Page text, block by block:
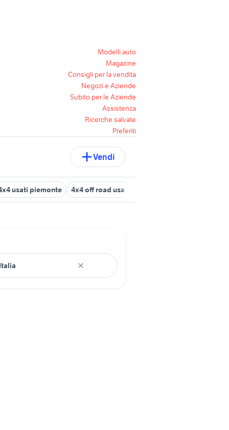
Modelli auto
Magazine
Consigli per la vendita
Negozi e Aziende
Subito per le Aziende
Assistenza
Ricerche salvate
Preferiti
Vendi
usati piemonte 4x4 off road usato